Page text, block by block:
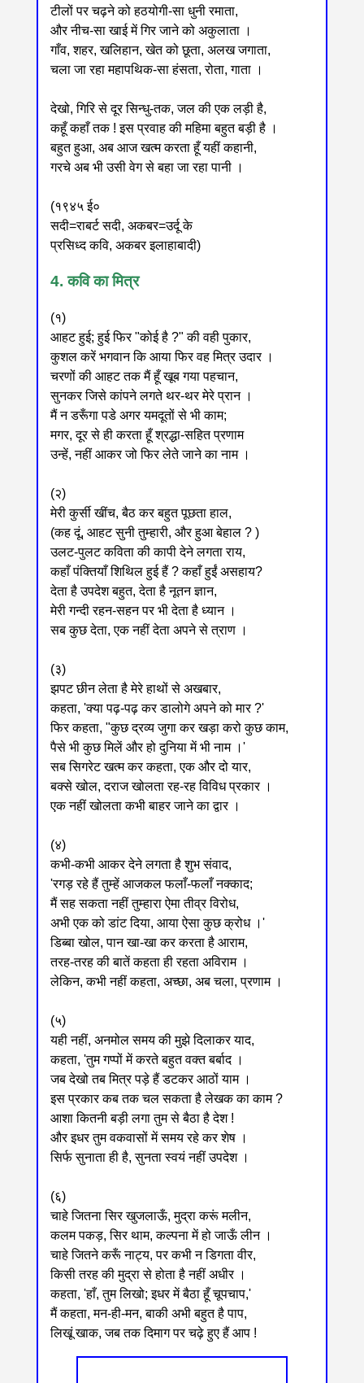
टीलों पर चढ़ने को हठयोगी-सा धुनी रमाता,
और नीच-सा खाई में गिर जाने को अकुलाता ।
गाँव, शहर, खलिहान, खेत को छूता, अलख जगाता,
चला जा रहा महापथिक-सा हंसता, रोता, गाता ।
देखो, गिरि से दूर सिन्धु-तक, जल की एक लड़ी है,
कहूँ कहाँ तक ! इस प्रवाह की महिमा बहुत बड़ी है ।
बहुत हुआ, अब आज खत्म करता हूँ यहीं कहानी,
गरचे अब भी उसी वेग से बहा जा रहा पानी ।
(१९४५ ई०
सदी=राबर्ट सदी, अकबर=उर्दू के
प्रसिध्द कवि, अकबर इलाहाबादी)
4. कवि का मित्र
(१)
आहट हुई; हुई फिर "कोई है ?" की वही पुकार,
कुशल करें भगवान कि आया फिर वह मित्र उदार ।
चरणों की आहट तक मैं हूँ खूब गया पहचान,
सुनकर जिसे कांपने लगते थर-थर मेरे प्रान ।
मैं न डरूँगा पडे अगर यमदूतों से भी काम;
मगर, दूर से ही करता हूँ श्रद्धा-सहित प्रणाम
उन्हें, नहीं आकर जो फिर लेते जाने का नाम ।
(२)
मेरी कुर्सी खींच, बैठ कर बहुत पूछता हाल,
(कह दूं, आहट सुनी तुम्हारी, और हुआ बेहाल ? )
उलट-पुलट कविता की कापी देने लगता राय,
कहाँ पंक्तियाँ शिथिल हुई हैं ? कहाँ हुईं असहाय?
देता है उपदेश बहुत, देता है नूतन ज्ञान,
मेरी गन्दी रहन-सहन पर भी देता है ध्यान ।
सब कुछ देता, एक नहीं देता अपने से त्राण ।
(३)
झपट छीन लेता है मेरे हाथों से अखबार,
कहता, 'क्या पढ़-पढ़ कर डालोगे अपने को मार ?'
फिर कहता, "कुछ द्रव्य जुगा कर खड़ा करो कुछ काम,
पैसे भी कुछ मिलें और हो दुनिया में भी नाम ।'
सब सिगरेट खत्म कर कहता, एक और दो यार,
बक्से खोल, दराज खोलता रह-रह विविध प्रकार ।
एक नहीं खोलता कभी बाहर जाने का द्वार ।
(४)
कभी-कभी आकर देने लगता है शुभ संवाद,
'रगड़ रहे हैं तुम्हें आजकल फलाँ-फलाँ नक्काद;
मैं सह सकता नहीं तुम्हारा ऐमा तीव्र विरोध,
अभी एक को डांट दिया, आया ऐसा कुछ क्रोध ।'
डिब्बा खोल, पान खा-खा कर करता है आराम,
तरह-तरह की बातें कहता ही रहता अविराम ।
लेकिन, कभी नहीं कहता, अच्छा, अब चला, प्रणाम ।
(५)
यही नहीं, अनमोल समय की मुझे दिलाकर याद,
कहता, 'तुम गप्पों में करते बहुत वक्त बर्बाद ।
जब देखो तब मित्र पड़े हैं डटकर आठों याम ।
इस प्रकार कब तक चल सकता है लेखक का काम ?
आशा कितनी बड़ी लगा तुम से बैठा है देश !
और इधर तुम वकवासों में समय रहे कर शेष ।
सिर्फ सुनाता ही है, सुनता स्वयं नहीं उपदेश ।
(६)
चाहे जितना सिर खुजलाऊँ, मुद्रा करूं मलीन,
कलम पकड़, सिर थाम, कल्पना में हो जाऊँ लीन ।
चाहे जितने करूँ नाट्य, पर कभी न डिगता वीर,
किसी तरह की मुद्रा से होता है नहीं अधीर ।
कहता, 'हाँ, तुम लिखो; इधर में बैठा हूँ चूपचाप,'
मैं कहता, मन-ही-मन, बाकी अभी बहुत है पाप,
लिखूं खाक, जब तक दिमाग पर चढ़े हुए हैं आप !